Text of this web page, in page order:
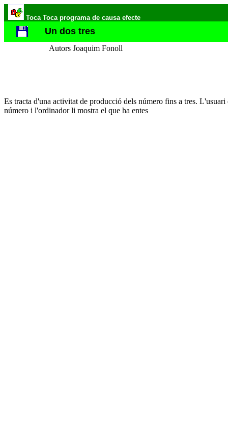
Toca Toca programa de causa efecte
Un dos tres
Autors Joaquim Fonoll
Es tracta d'una activitat de producció dels número fins a tres. L'usuari
número i l'ordinador li mostra el que ha entes